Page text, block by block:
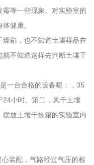
等一些现象。对实验室的
健康。
箱，也不知道土壤样品在
就不知道这样去判断土壤干
台合格的设备呢：，35
24小时。第二，风干土壤
放土壤干燥箱的实验室内
装配，气路经过气压的检